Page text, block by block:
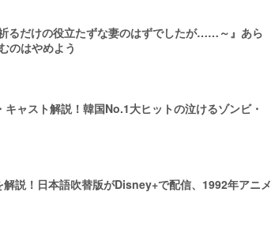
るだけの役立たずな妻のはずでしたが……～』あら
のはやめよう
ャスト解説！韓国No.1大ヒットの泣けるゾンビ・
説！日本語吹替版がDisney+で配信、1992年アニメ